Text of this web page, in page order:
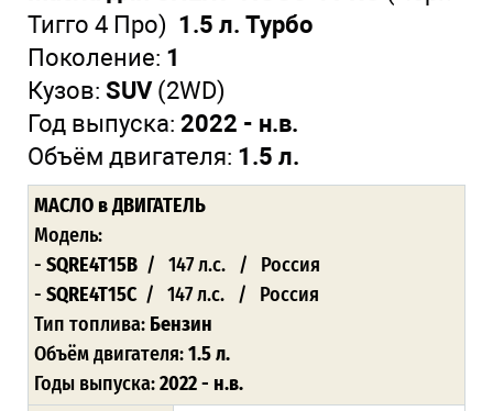
Тигго 4 Про) 1.5 л. Турбо
Поколение: 1
Кузов: SUV (2WD)
Год выпуска: 2022 - н.в.
Объём двигателя: 1.5 л.
МАСЛО в ДВИГАТЕЛЬ
Модель:
- SQRE4T15B / 147 л.с. / Россия
- SQRE4T15C / 147 л.с. / Россия
Тип топлива: Бензин
Объём двигателя:1.5 л.
Годы выпуска:2022 - н.в.